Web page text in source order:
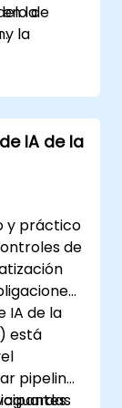
la
y la
de
IA de la
y práctico
de
IA de la
está
pipelines